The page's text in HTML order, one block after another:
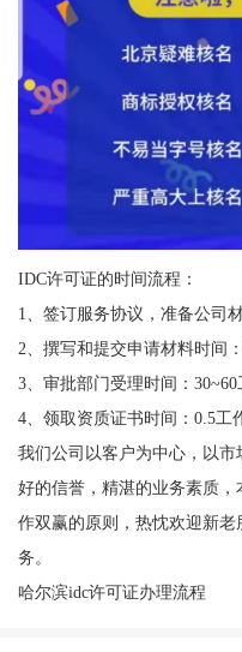
IDC许可证的时间流程：
1、签订服务协议，准备公司
2、撰写和提交申请材料时间
3、审批部门受理时间：30~60
4、领取资质证书时间：0.5工
我们公司以客户为中心，以
好的信誉，精湛的业务素质
作双赢的原则，热忱欢迎新
务。
哈尔滨idc许可证办理流程